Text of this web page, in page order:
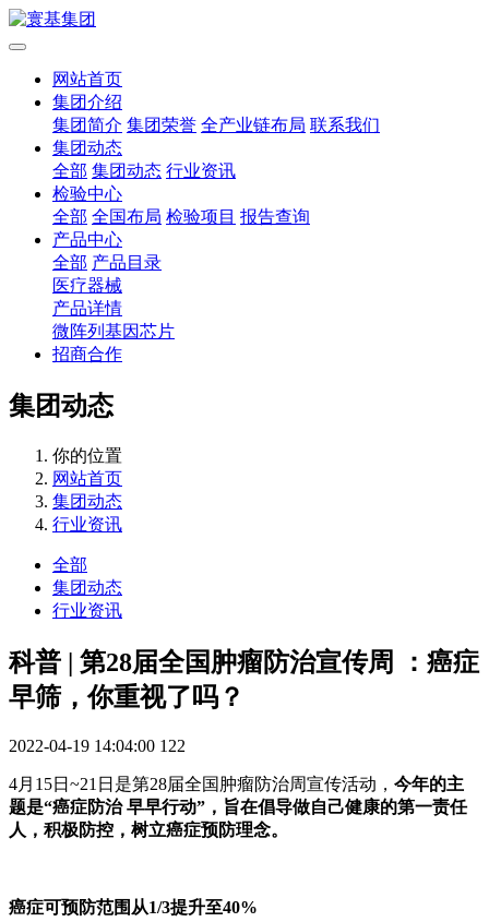
网站首页
集团介绍
集团简介 集团荣誉 全产业链布局 联系我们
集团动态
全部 集团动态 行业资讯
检验中心
全部 全国布局 检验项目 报告查询
产品中心
全部 产品目录
医疗器械
产品详情
微阵列基因芯片
招商合作
集团动态
你的位置
网站首页
集团动态
行业资讯
全部
集团动态
行业资讯
科普 | 第28届全国肿瘤防治宣传周 ：癌症
早筛，你重视了吗？
2022-04-19 14:04:00 122
4月15日~21日是第28届全国肿瘤防治周宣传活动， 今年的主
题是“癌症防治 早早行动”，旨在倡导做自己健康的第一责任
人，积极防控，树立癌症预防理念。
癌症可预防范围从1/3提升至40%